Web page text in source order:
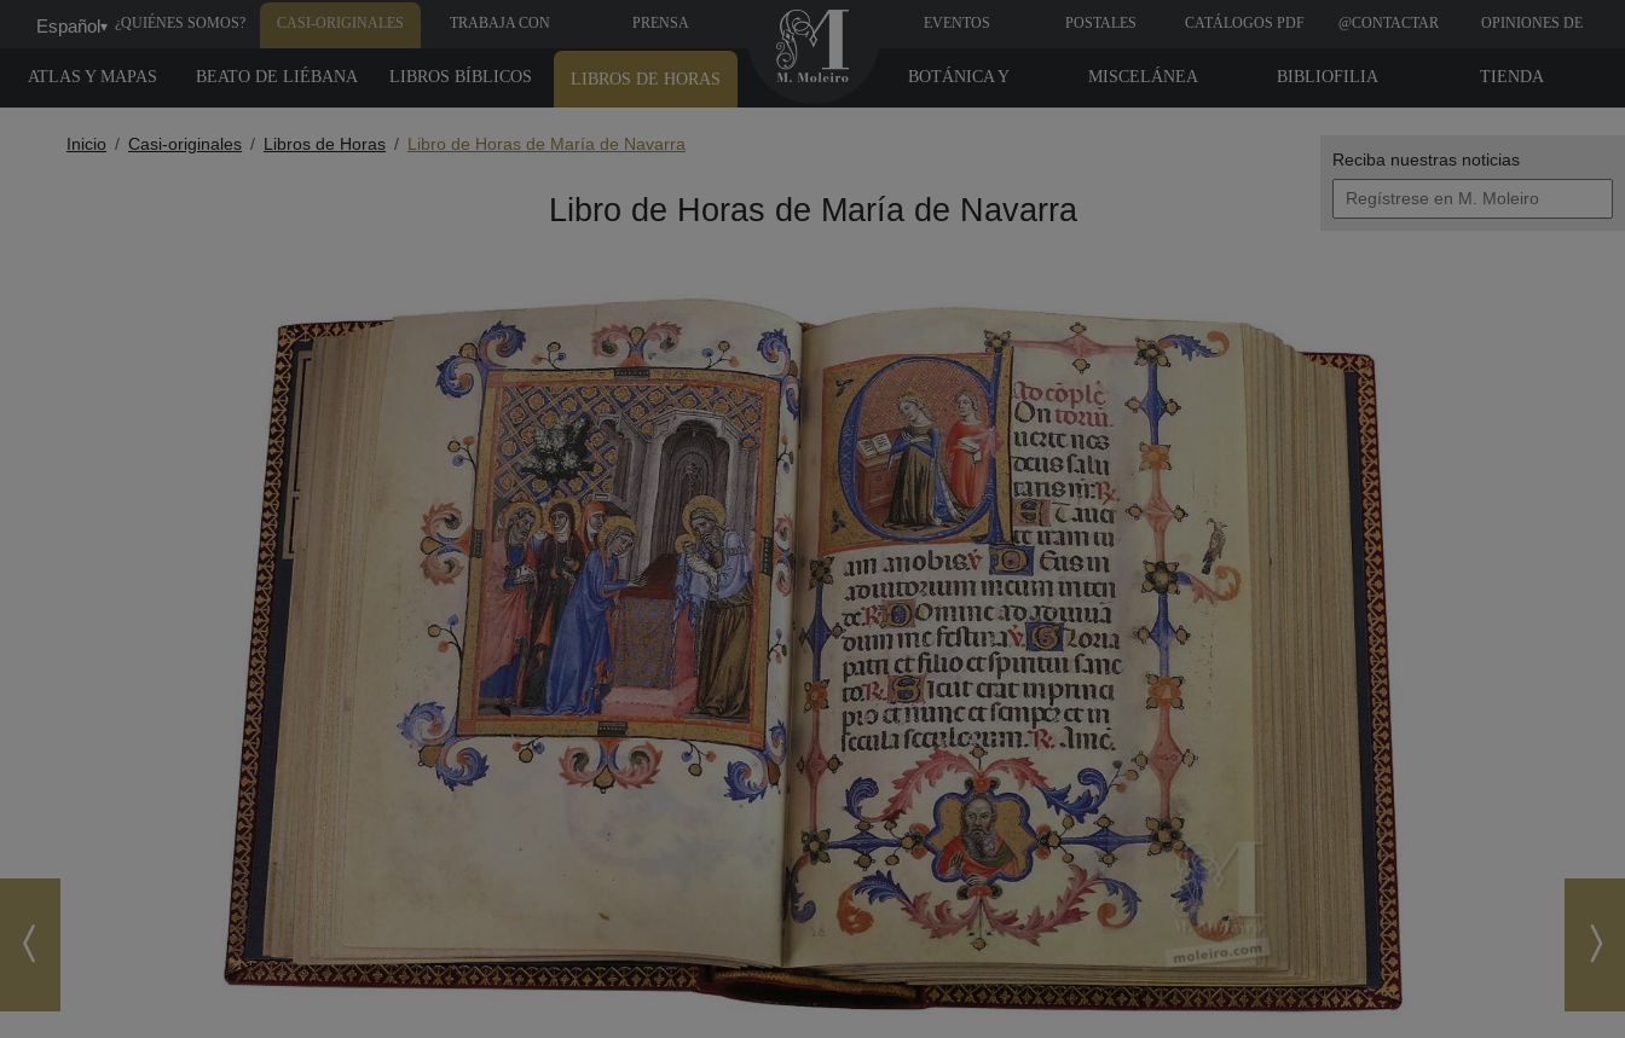
Reciba nuestras noticias
Español▾ ¿QUIÉNES SOMOS? CASI-ORIGINALES TRABAJA CON PRENSA EVENTOS POSTALES CATÁLOGOS PDF @CONTACTAR OPINIONES DE
ATLAS Y MAPAS BEATO DE LIÉBANA LIBROS BÍBLICOS LIBROS DE HORAS TIENDA
BIBLIOFILIA
MISCELÁNEA
BOTÁNICA Y
Inicio Casi-originales Libros de Horas Libro de Horas de María de Navarra
Libro de Horas de María de Navarra